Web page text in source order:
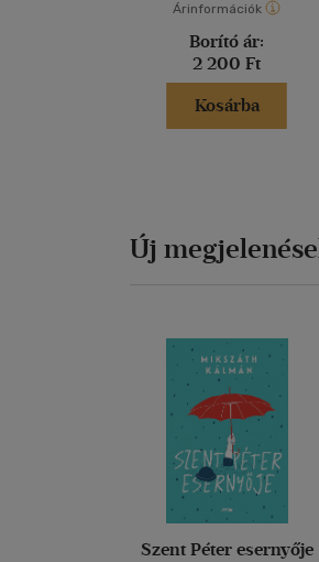
Árinformációk
Borító ár:
2 200 Ft
Kosárba
Új
Szent Péter esernyője